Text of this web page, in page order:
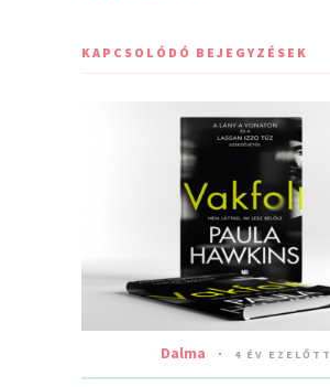
KAPCSOLÓDÓ BEJEGYZÉSEK
Dalma 4 ÉV EZELŐTT